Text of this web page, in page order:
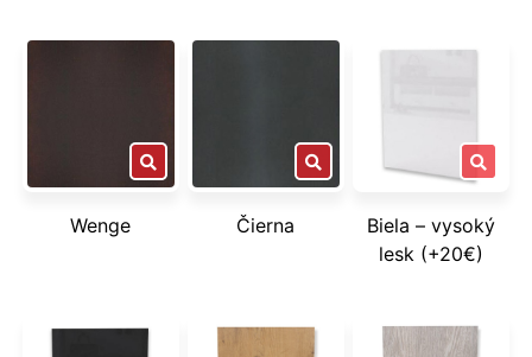
Wenge Čierna
Biela – vysoký
lesk (+20€)